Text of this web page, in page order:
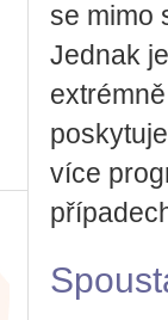
se mimo
Jednak
více